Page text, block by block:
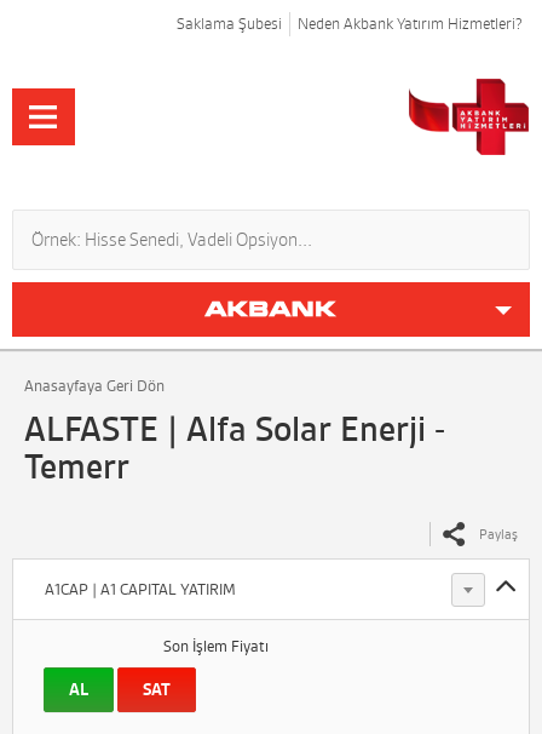
Saklama Şubesi Neden Akbank Yatırım Hizmetleri?
Anasayfaya Geri Dön
ALFASTE | Alfa Solar Enerji -
Temerr
Paylaş
A1CAP | A1 CAPITAL YATIRIM
Son İşlem Fiyatı
AL SAT